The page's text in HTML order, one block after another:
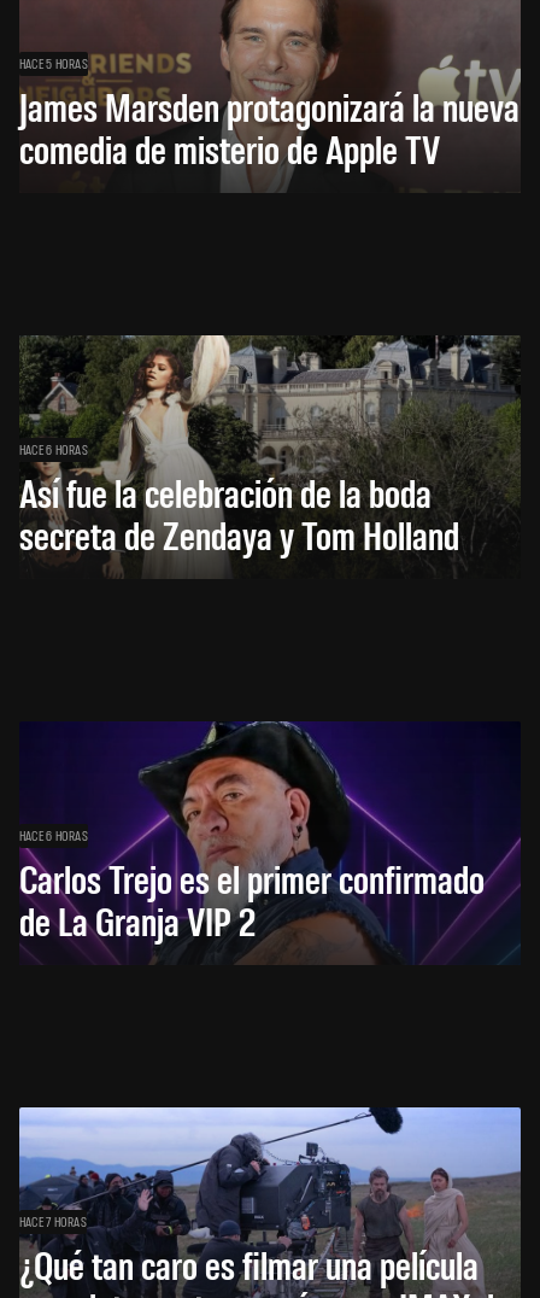
HACE 5 HORAS
James Marsden protagonizará la nueva
comedia de misterio de Apple TV
HACE 6 HORAS
Así fue la celebración de la boda
secreta de Zendaya y Tom Holland
HACE 6 HORAS
Carlos Trejo es el primer confirmado
de La Granja VIP 2
HACE 7 HORAS
¿Qué tan caro es filmar una película